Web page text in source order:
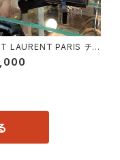
LAURENT PARIS チェ
ルダーウォレット